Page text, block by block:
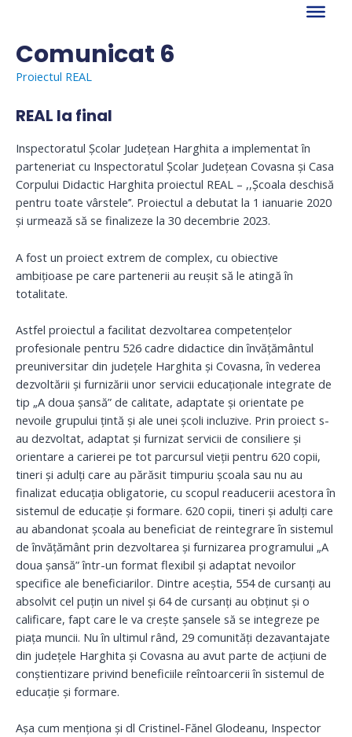
contentComunicat 6
Proiectul REAL
REAL la final
Inspectoratul Școlar Județean Harghita a implementat în
parteneriat cu Inspectoratul Școlar Județean Covasna și Casa
Corpului Didactic Harghita proiectul REAL – ,,Școala deschisă
pentru toate vârstele’’. Proiectul a debutat la 1 ianuarie 2020
și urmează să se finalizeze la 30 decembrie 2023.
A fost un proiect extrem de complex, cu obiective
ambițioase pe care partenerii au reușit să le atingă în
totalitate.
Astfel proiectul a facilitat dezvoltarea competențelor
profesionale pentru 526 cadre didactice din învățământul
preuniversitar din județele Harghita și Covasna, în vederea
dezvoltării și furnizării unor servicii educaționale integrate de
tip „A doua şansă” de calitate, adaptate și orientate pe
nevoile grupului țintă și ale unei școli incluzive. Prin proiect s-
au dezvoltat, adaptat și furnizat servicii de consiliere și
orientare a carierei pe tot parcursul vieții pentru 620 copii,
tineri și adulți care au părăsit timpuriu școala sau nu au
finalizat educația obligatorie, cu scopul readucerii acestora în
sistemul de educație și formare. 620 copii, tineri și adulți care
au abandonat școala au beneficiat de reintegrare în sistemul
de învăţământ prin dezvoltarea și furnizarea programului „A
doua şansă” într-un format flexibil şi adaptat nevoilor
specifice ale beneficiarilor. Dintre aceștia, 554 de cursanți au
absolvit cel puțin un nivel și 64 de cursanți au obținut și o
calificare, fapt care le va crește șansele să se integreze pe
piața muncii. Nu în ultimul rând, 29 comunități dezavantajate
din județele Harghita și Covasna au avut parte de acțiuni de
conștientizare privind beneficiile reîntoarcerii în sistemul de
educație și formare.
Așa cum menționa și dl Cristinel-Fănel Glodeanu, Inspector